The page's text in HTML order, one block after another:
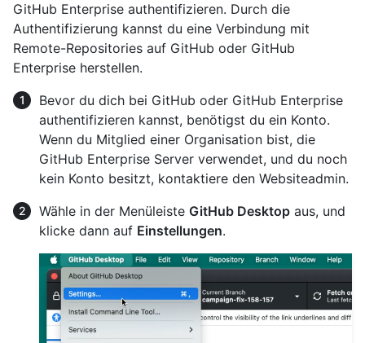
GitHub Enterprise authentifizieren. Durch die
Authentifizierung kannst du eine Verbindung mit
Remote-Repositories auf GitHub oder GitHub
Enterprise herstellen.
Bevor du dich bei GitHub oder GitHub Enterprise
authentifizieren kannst, benötigst du ein Konto.
Wenn du Mitglied einer Organisation bist, die
GitHub Enterprise Server verwendet, und du noch
kein Konto besitzt, kontaktiere den Websiteadmin.
Wähle in der Menüleiste GitHub Desktop aus, und
klicke dann auf Einstellungen.